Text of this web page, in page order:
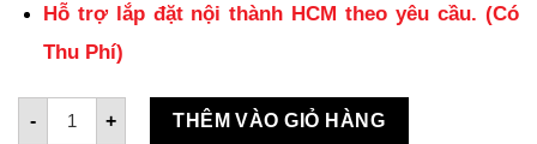
Hỗ trợ lắp đặt nội thành HCM theo yêu cầu. (Có
Thu Phí)
-
Quạt trần 3 cánh Panasonic F-56NCL số lượng
+ THÊM VÀO GIỎ HÀNG